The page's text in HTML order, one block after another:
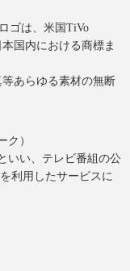
ゴは、米国TiVo
国内における商標ま
あらゆる素材の無断
ク）
いい、テレビ番組の公
利用したサービスに